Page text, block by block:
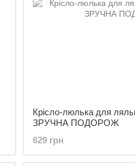
Крісло-люлька для
ЗРУЧНА ПОДОРОЖ
629 грн